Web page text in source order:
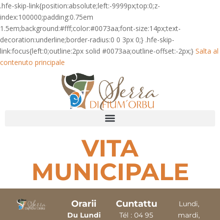
.hfe-skip-link{position:absolute;left:-9999px;top:0;z-
index:100000;padding:0.75em
1.5em;background:#fff;color:#0073aa;font-size:14px;text-
decoration:underline;border-radius:0 0 3px 0;} .hfe-skip-
link:focus{left:0;outline:2px solid #0073aa;outline-offset:-2px;} Salta al
contenuto principale
VITA
MUNICIPALE
Orarii
Du Lundi
Cuntattu
Tél : 04 95
Lundi,
mardi,